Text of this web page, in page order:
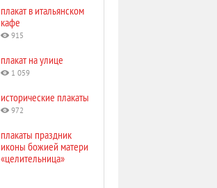
плакат в итальянском
кафе
915
плакат на улице
1 059
исторические плакаты
972
плакаты праздник
иконы божией матери
«целительница»